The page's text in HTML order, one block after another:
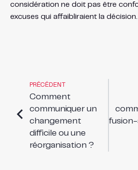
considération ne doit pas être
excuses qui affaibliraient la décision.
PRÉCÉDENT
Comment
communiquer un
changement
difficile ou une
réorganisation ?